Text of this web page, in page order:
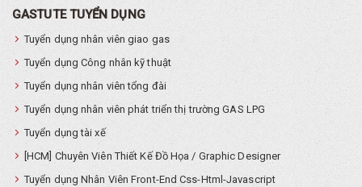
GASTUTE TUYỂN DỤNG
Tuyển dụng nhân viên giao gas
Tuyển dụng Công nhân kỹ thuật
Tuyển dụng nhân viên tổng đài
Tuyển dụng nhân viên phát triển thị trường GAS LPG
Tuyển dụng tài xế
[HCM] Chuyên Viên Thiết Kế Đồ Họa / Graphic Designer
Tuyển dụng Nhân Viên Front-End Css-Html-Javascript